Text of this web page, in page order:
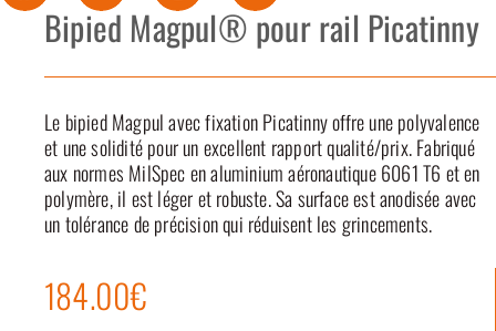
Bipied Magpul® pour rail Picatinny
Le bipied Magpul avec fixation Picatinny offre une polyvalence
et une solidité pour un excellent rapport qualité/prix. Fabriqué
aux normes MilSpec en aluminium aéronautique 6061 T6 et en
polymère, il est léger et robuste. Sa surface est anodisée avec
un tolérance de précision qui réduisent les grincements.
184.00€